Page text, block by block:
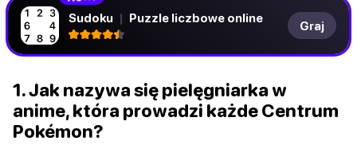
Sudoku | Puzzle liczbowe online
Graj
1. Jak nazywa się pielęgniarka w
anime, która prowadzi każde Centrum
Pokémon?